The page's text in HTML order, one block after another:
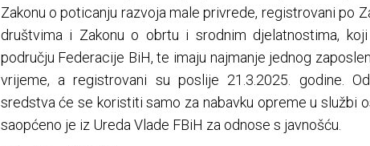
Zakonu o poticanju razvoja male privrede, registrovani po
društvima i Zakonu o obrtu i srodnim djelatnostima,
području Federacije BiH, te imaju najmanje jednog
vrijeme, a registrovani su poslije 21.3.2025. godine.
sredstva će se koristiti samo za nabavku opreme u službi
saopćeno je iz Ureda Vlade FBiH za odnose s javnošću.